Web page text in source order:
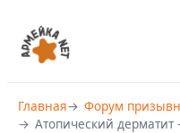
Главная Форум
Атопический дерматит